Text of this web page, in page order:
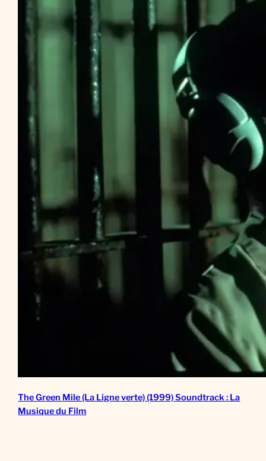
The Green Mile (La Ligne verte) (1999) Soundtrack : La
Musique du Film